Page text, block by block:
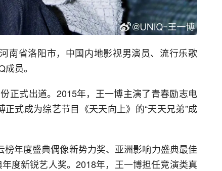
南省洛阳市，中国内地影视男演员、流行乐歌
员。
正式出道。2015年，王一博主演了青春励志电
式成为综艺节目《天天向上》的“天天兄弟”成
年度盛典偶像新势力奖、亚洲影响力盛典最佳
度新锐艺人奖。2018年，王一博担任竞演类真